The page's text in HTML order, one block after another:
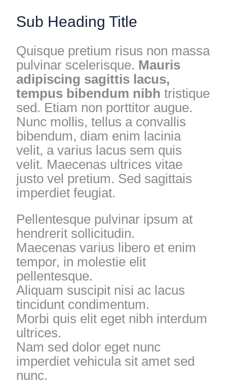
Sub Heading Title
Quisque pretium risus non massa
pulvinar scelerisque. Mauris
adipiscing sagittis lacus,
tempus bibendum nibh tristique
sed. Etiam non porttitor augue.
Nunc mollis, tellus a convallis
bibendum, diam enim lacinia
velit, a varius lacus sem quis
velit. Maecenas ultrices vitae
justo vel pretium. Sed sagittais
imperdiet feugiat.
Pellentesque pulvinar ipsum at
hendrerit sollicitudin.
Maecenas varius libero et enim
tempor, in molestie elit
pellentesque.
Aliquam suscipit nisi ac lacus
tincidunt condimentum.
Morbi quis elit eget nibh interdum
ultrices.
Nam sed dolor eget nunc
imperdiet vehicula sit amet sed
nunc.